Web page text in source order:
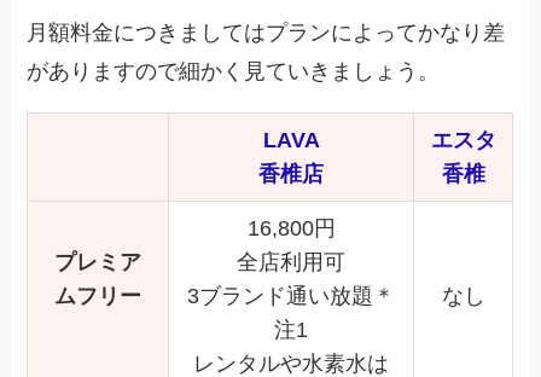
月額料金につきましてはプランによってかなり差
がありますので細かく見ていきましょう。
LAVA
香椎店
エスタ
香椎
プレミア
ムフリー
16,800円
全店利用可
3ブランド通い放題＊
注1
レンタルや水素水は
なし